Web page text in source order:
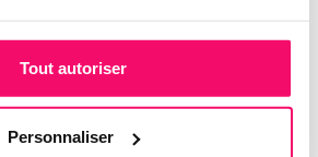
Tout autoriser
Personnaliser
idéale. Ce logiciel intuitif
affecter à différents projets ou
générer des rapports détaillés